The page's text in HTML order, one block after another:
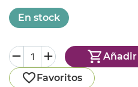
En stock
Añadir
Favoritos